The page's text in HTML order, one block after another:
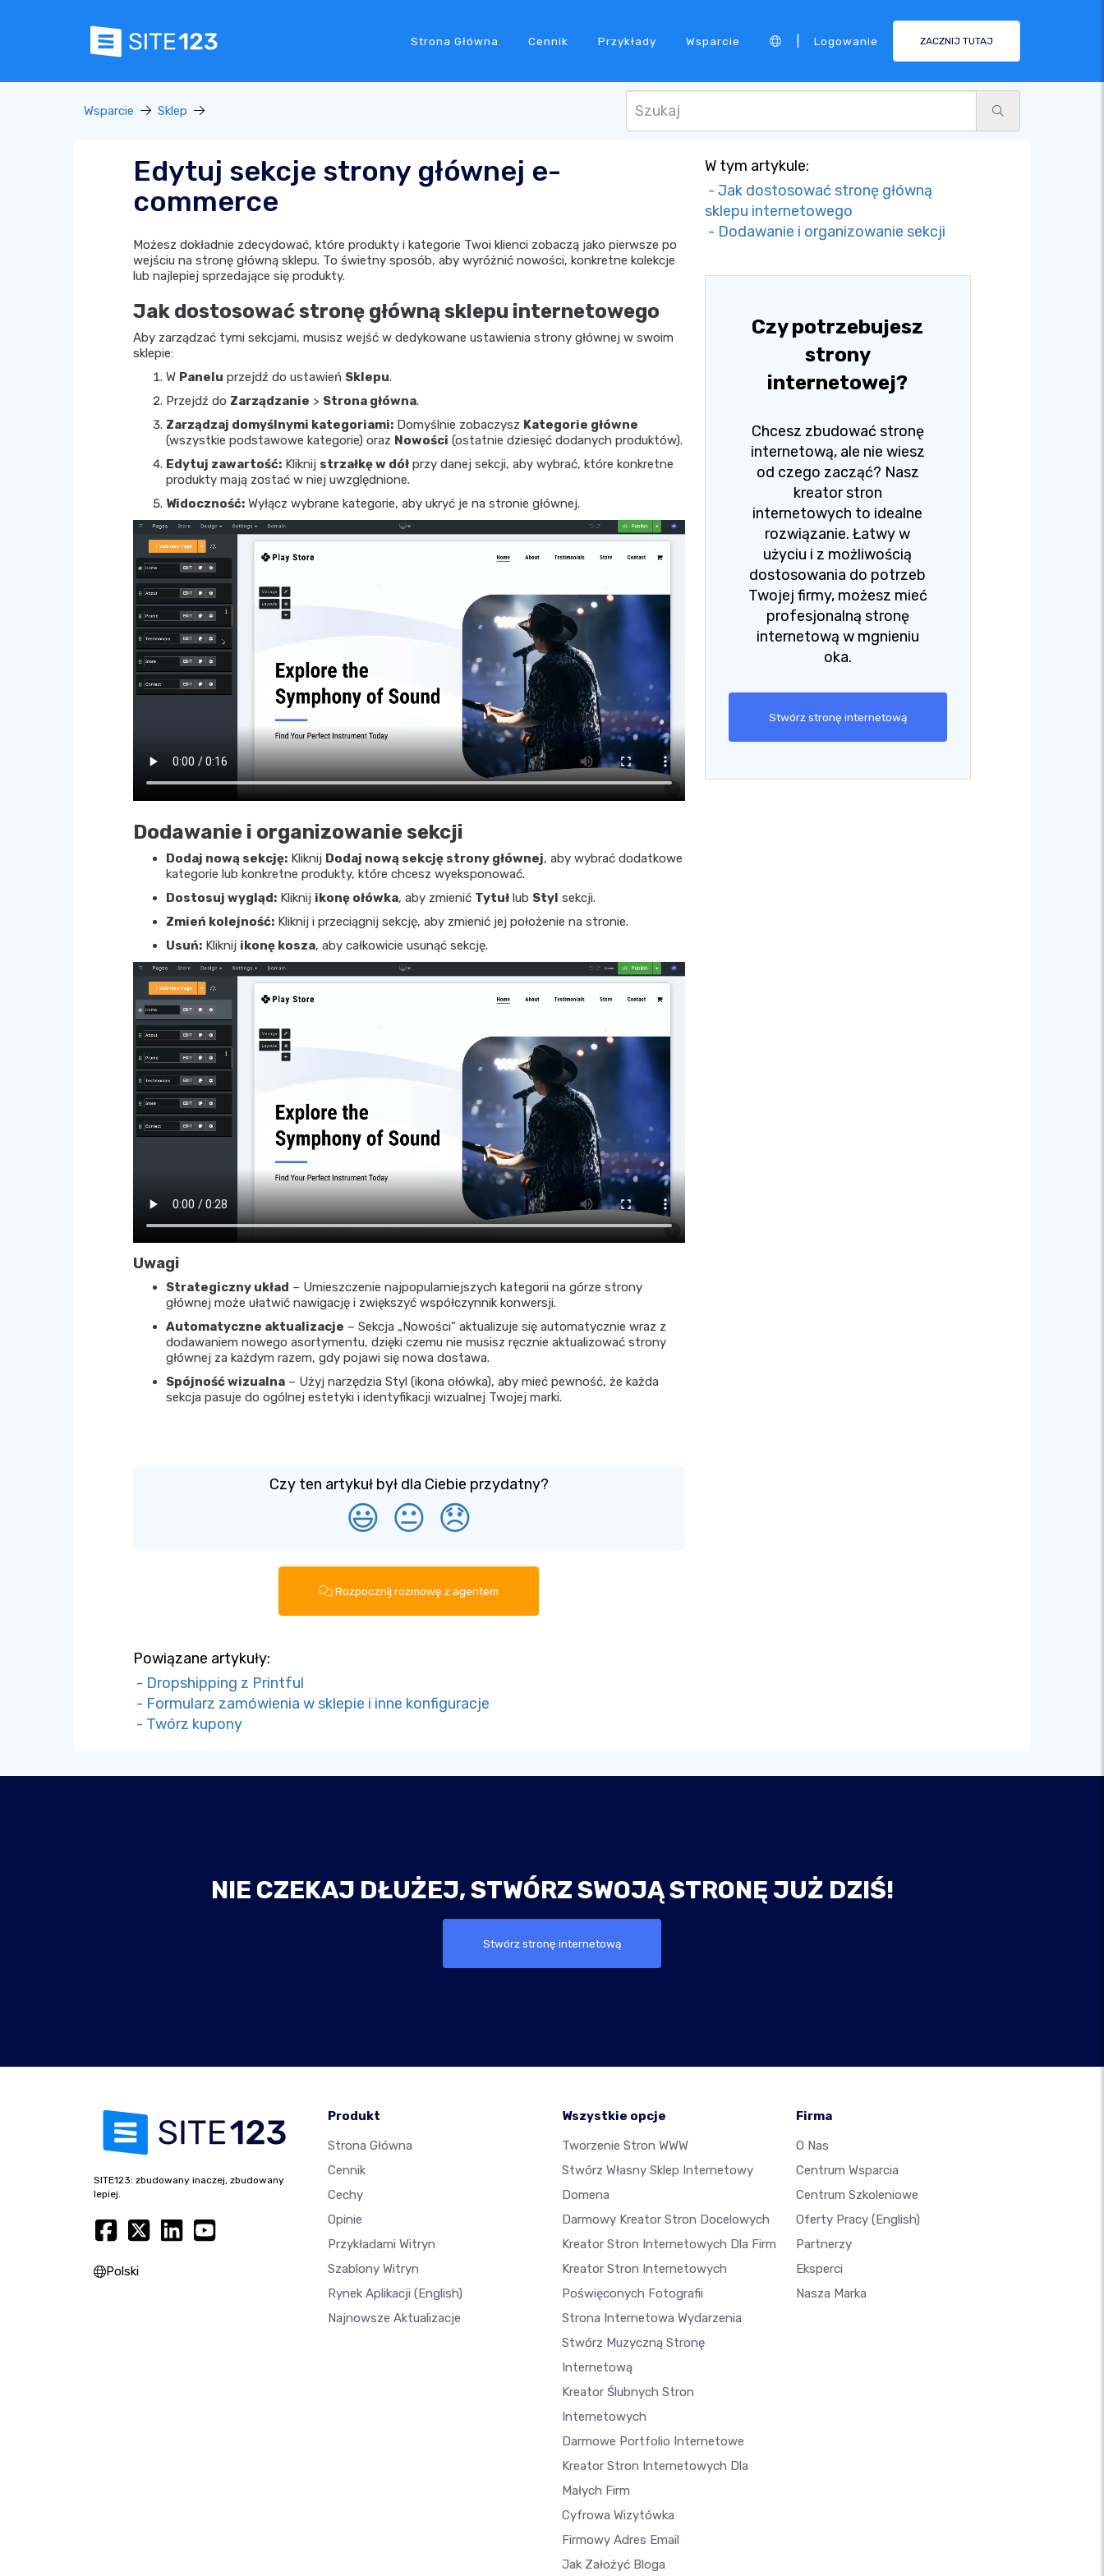
Strona Główna Cennik Przykłady Wsparcie Logowanie ZACZNIJ TUTAJ
Wsparcie Sklep
Edytuj sekcje strony głównej e-
commerce
Możesz dokładnie zdecydować, które produkty i kategorie Twoi klienci zobaczą jako pierwsze po
wejściu na stronę główną sklepu. To świetny sposób, aby wyróżnić nowości, konkretne kolekcje
lub najlepiej sprzedające się produkty.
Jak dostosować stronę główną sklepu internetowego
Aby zarządzać tymi sekcjami, musisz wejść w dedykowane ustawienia strony głównej w swoim
sklepie:
W Panelu przejdź do ustawień Sklepu.
Przejdź do Zarządzanie > Strona główna.
Zarządzaj domyślnymi kategoriami: Domyślnie zobaczysz Kategorie główne
(wszystkie podstawowe kategorie) oraz Nowości (ostatnie dziesięć dodanych produktów).
Edytuj zawartość: Kliknij strzałkę w dół przy danej sekcji, aby wybrać, które konkretne
produkty mają zostać w niej uwzględnione.
Widoczność: Wyłącz wybrane kategorie, aby ukryć je na stronie głównej.
Dodawanie i organizowanie sekcji
Dodaj nową sekcję: Kliknij Dodaj nową sekcję strony głównej, aby wybrać dodatkowe
kategorie lub konkretne produkty, które chcesz wyeksponować.
Dostosuj wygląd: Kliknij ikonę ołówka, aby zmienić Tytuł lub Styl sekcji.
Zmień kolejność: Kliknij i przeciągnij sekcję, aby zmienić jej położenie na stronie.
Usuń: Kliknij ikonę kosza, aby całkowicie usunąć sekcję.
Uwagi
Strategiczny układ – Umieszczenie najpopularniejszych kategorii na górze strony
głównej może ułatwić nawigację i zwiększyć współczynnik konwersji.
Automatyczne aktualizacje – Sekcja „Nowości” aktualizuje się automatycznie wraz z
dodawaniem nowego asortymentu, dzięki czemu nie musisz ręcznie aktualizować strony
głównej za każdym razem, gdy pojawi się nowa dostawa.
Spójność wizualna – Użyj narzędzia Styl (ikona ołówka), aby mieć pewność, że każda
sekcja pasuje do ogólnej estetyki i identyfikacji wizualnej Twojej marki.
Czy ten artykuł był dla Ciebie przydatny?
😃 😐 😞
Rozpocznij rozmowę z agentem
Powiązane artykuły:
- Dropshipping z Printful
- Formularz zamówienia w sklepie i inne konfiguracje
- Twórz kupony
W tym artykule:
- Jak dostosować stronę główną
sklepu internetowego
- Dodawanie i organizowanie sekcji
Czy potrzebujesz
strony
internetowej?
Chcesz zbudować stronę
internetową, ale nie wiesz
od czego zacząć? Nasz
kreator stron
internetowych to idealne
rozwiązanie. Łatwy w
użyciu i z możliwością
dostosowania do potrzeb
Twojej firmy, możesz mieć
profesjonalną stronę
internetową w mgnieniu
oka.
Stwórz stronę internetową
NIE CZEKAJ DŁUŻEJ, STWÓRZ SWOJĄ STRONĘ JUŻ DZIŚ!
Stwórz stronę internetową
SITE123: zbudowany inaczej, zbudowany
lepiej.
Polski
Produkt
Strona Główna
Cennik
Cechy
Opinie
Przykładami Witryn
Szablony Witryn
Rynek Aplikacji (English)
Najnowsze Aktualizacje
Wszystkie opcje
Tworzenie Stron WWW
Stwórz Własny Sklep Internetowy
Domena
Darmowy Kreator Stron Docelowych
Kreator Stron Internetowych Dla Firm
Kreator Stron Internetowych
Poświęconych Fotografii
Strona Internetowa Wydarzenia
Stwórz Muzyczną Stronę
Internetową
Kreator Ślubnych Stron
Internetowych
Darmowe Portfolio Internetowe
Kreator Stron Internetowych Dla
Małych Firm
Cyfrowa Wizytówka
Firmowy Adres Email
Jak Założyć Bloga
Firma
O Nas
Centrum Wsparcia
Centrum Szkoleniowe
Oferty Pracy (English)
Partnerzy
Eksperci
Nasza Marka